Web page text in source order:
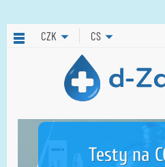
CZK CS
Testy na